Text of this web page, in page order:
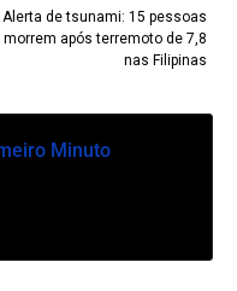
Alerta de tsunami: 15 pessoas
morrem após terremoto de 7,8
nas Filipinas
Minuto